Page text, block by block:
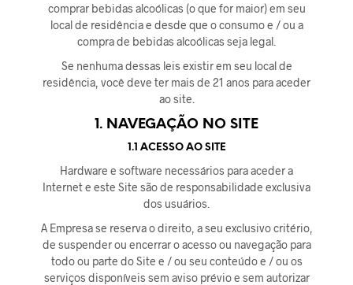
comprar bebidas alcoólicas (o que for maior) em seu
local de residência e desde que o consumo e / ou a
compra de bebidas alcoólicas seja legal.
Se nenhuma dessas leis existir em seu local de
residência, você deve ter mais de 21 anos para aceder
ao site.
1. NAVEGAÇÃO NO SITE
1.1 ACESSO AO SITE
Hardware e software necessários para aceder a
Internet e este Site são de responsabilidade exclusiva
dos usuários.
A Empresa se reserva o direito, a seu exclusivo critério,
de suspender ou encerrar o acesso ou navegação para
todo ou parte do Site e / ou seu conteúdo e / ou os
serviços disponíveis sem aviso prévio e sem autorizar